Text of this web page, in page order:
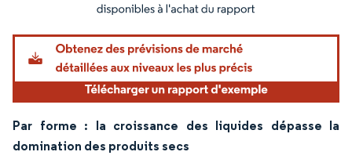
Image © Mordor Intelligence. La réutilisation nécessite une attribution sous CC BY
Par forme : la croissance des liquides dépasse la
domination des produits secs